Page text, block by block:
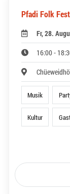
Pfadi Folk
Fr, 28.
16:00 -
Musik
Kultur